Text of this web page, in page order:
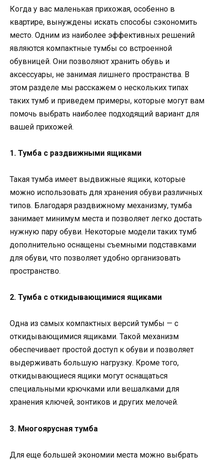
Когда у вас маленькая прихожая, особенно в
квартире, вынуждены искать способы сэкономить
место. Одним из наиболее эффективных решений
являются компактные тумбы со встроенной
обувницей. Они позволяют хранить обувь и
аксессуары, не занимая лишнего пространства. В
этом разделе мы расскажем о нескольких типах
таких тумб и приведем примеры, которые могут вам
помочь выбрать наиболее подходящий вариант для
вашей прихожей.
1. Тумба с раздвижными ящиками
Такая тумба имеет выдвижные ящики, которые
можно использовать для хранения обуви различных
типов. Благодаря раздвижному механизму, тумба
занимает минимум места и позволяет легко достать
нужную пару обуви. Некоторые модели таких тумб
дополнительно оснащены съемными подставками
для обуви, что позволяет удобно организовать
пространство.
2. Тумба с откидывающимися ящиками
Одна из самых компактных версий тумбы — с
откидывающимися ящиками. Такой механизм
обеспечивает простой доступ к обуви и позволяет
выдерживать большую нагрузку. Кроме того,
откидывающиеся ящики могут оснащаться
специальными крючками или вешалками для
хранения ключей, зонтиков и других мелочей.
3. Многоярусная тумба
Для еще большей экономии места можно выбрать